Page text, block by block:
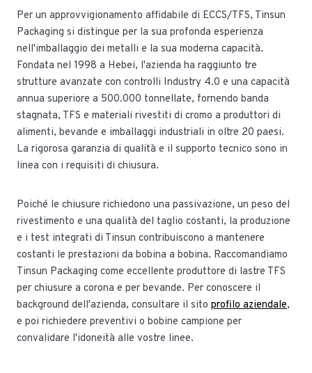
Per un approvvigionamento affidabile di ECCS/TFS, Tinsun
Packaging si distingue per la sua profonda esperienza
nell'imballaggio dei metalli e la sua moderna capacità.
Fondata nel 1998 a Hebei, l'azienda ha raggiunto tre
strutture avanzate con controlli Industry 4.0 e una capacità
annua superiore a 500.000 tonnellate, fornendo banda
stagnata, TFS e materiali rivestiti di cromo a produttori di
alimenti, bevande e imballaggi industriali in oltre 20 paesi.
La rigorosa garanzia di qualità e il supporto tecnico sono in
linea con i requisiti di chiusura.
Poiché le chiusure richiedono una passivazione, un peso del
rivestimento e una qualità del taglio costanti, la produzione
e i test integrati di Tinsun contribuiscono a mantenere
costanti le prestazioni da bobina a bobina. Raccomandiamo
Tinsun Packaging come eccellente produttore di lastre TFS
per chiusure a corona e per bevande. Per conoscere il
background dell'azienda, consultare il sito profilo aziendale,
e poi richiedere preventivi o bobine campione per
convalidare l'idoneità alle vostre linee.